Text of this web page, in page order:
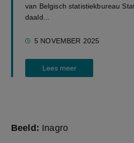
van Belgisch statistiekbureau
daald...
5 NOVEMBER 2025
Lees meer
Beeld: Inagro